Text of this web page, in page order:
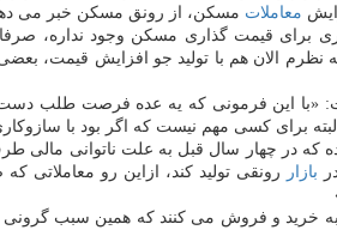
معاملات مسكن، از رونق مسكن خبر می
برای قیمت گذاری مسكن وجود نداره،
الان هم با تولید جو افزایش قیمت، بعضی
«با این فرمونی كه یه عده فرصت طلب
برای كسی مهم نیست كه اگر بود با
در چهار سال قبل به علت ناتوانی مالی
بازار
رونقی تولید كند، ازاین رو معاملاتی
خرید و فروش می كنند كه همین سبب